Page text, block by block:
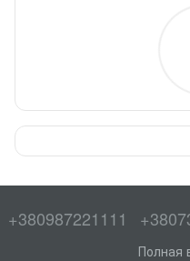
+380987221111
Полная